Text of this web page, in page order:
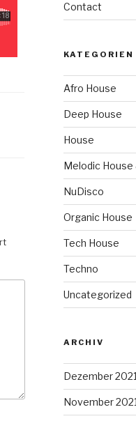
Contact
KATEGORIEN
Afro House
Deep House
House
Melodic House
NuDisco
Organic House
Tech House
Techno
Uncategorized
ARCHIV
Dezember 2021
November 2021